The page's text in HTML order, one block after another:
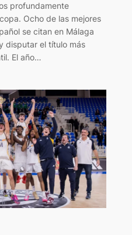
profundamente
Ocho de las mejores
se citan en Málaga
disputar el título más
El año…